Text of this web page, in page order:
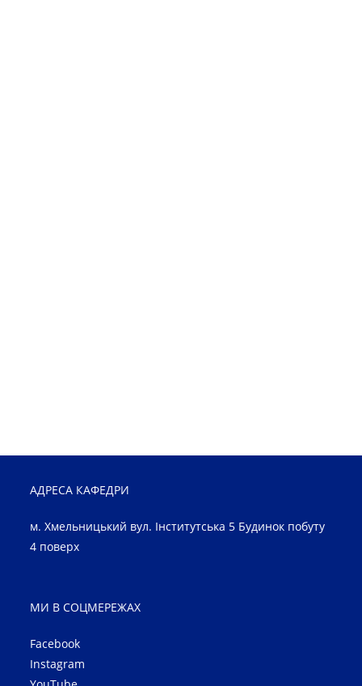
АДРЕСА КАФЕДРИ
м. Хмельницький вул. Інститутська 5 Будинок побуту
4 поверх
МИ В СОЦМЕРЕЖАХ
Facebook
Instagram